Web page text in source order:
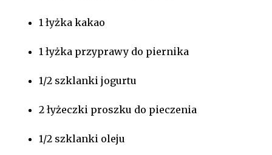
1 łyżka kakao
1 łyżka przyprawy do piernika
1/2 szklanki jogurtu
2 łyżeczki proszku do pieczenia
1/2 szklanki oleju